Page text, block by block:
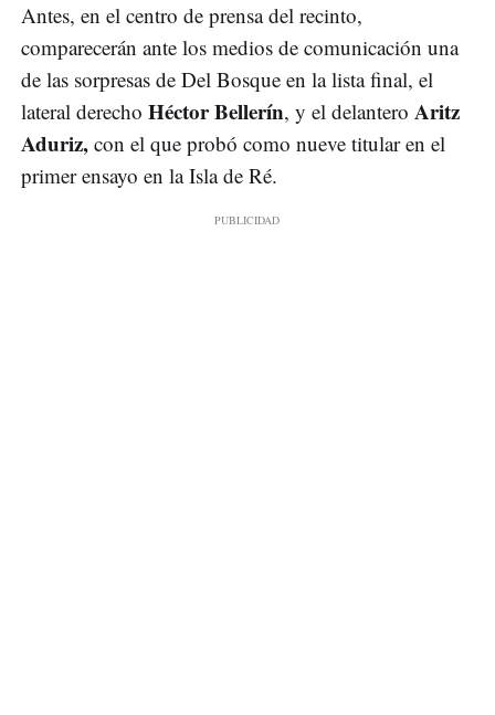
Antes, en el centro de prensa del recinto,
comparecerán ante los medios de comunicación una
de las sorpresas de Del Bosque en la lista final, el
lateral derecho Héctor Bellerín, y el delantero Aritz
Aduriz, con el que probó como nueve titular en el
primer ensayo en la Isla de Ré.